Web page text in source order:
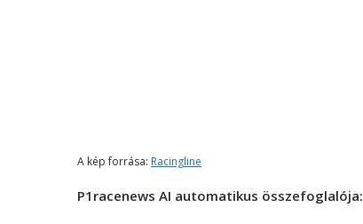
A kép forrása: Racingline
P1racenews AI automatikus összefoglalója: